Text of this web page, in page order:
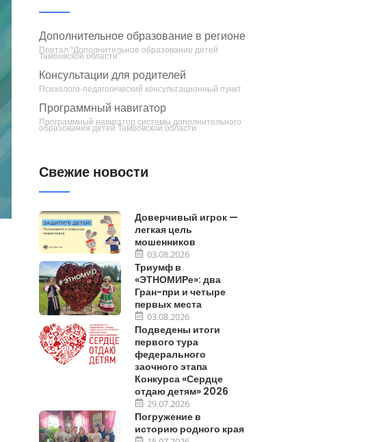
Дополнительное образование в регионе
Портал "Дополнительное образование детей
Тамбовской области"
Консультации для родителей
Психолого-педагогический консультационный пункт
Программный навигатор
Программный навигатор системы дополнительного
образования детей Тамбовской области
Свежие новости
Доверчивый игрок —
легкая цель
мошенников
03.08.2026
Триумф в
«ЭТНОМИРе»: два
Гран-при и четыре
первых места
03.08.2026
Подведены итоги
первого тура
федерального
заочного этапа
Конкурса «Сердце
отдаю детям» 2026
29.07.2026
Погружение в
историю родного края